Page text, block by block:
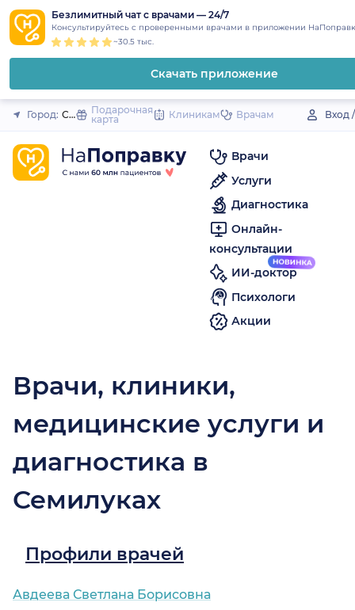
to
content
Безлимитный чат с врачами — 24/7
Консультируйтесь с проверенными врачами в приложении
~30.5 тыс.
Скачать приложение
Закрыть
Город: СемилукиПодарочная
карта
Клиникам Врачам Вход
Врачи
Услуги
Диагностика
Онлайн-
консультации
ИИ-доктор
Психологи
Акции
Врачи, клиники,
медицинские услуги и
диагностика в
Семилуках
Профили врачей
Авдеева Светлана Борисовна